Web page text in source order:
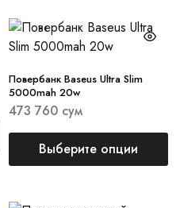
Повербанк Baseus Ultra Slim
5000mah 20w
473 760 сум
Выберите опции